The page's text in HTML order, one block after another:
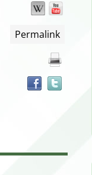
Wikipedia
Permalink